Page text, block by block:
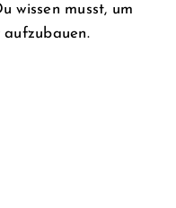
wissen musst, um